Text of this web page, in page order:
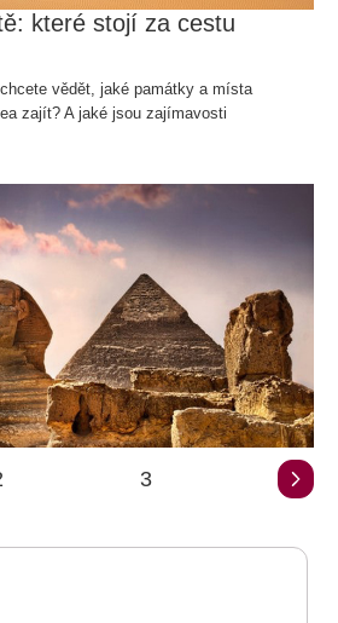
které stojí za cestu
vědět, jaké památky a místa
zajít? A jaké jsou zajímavosti
3